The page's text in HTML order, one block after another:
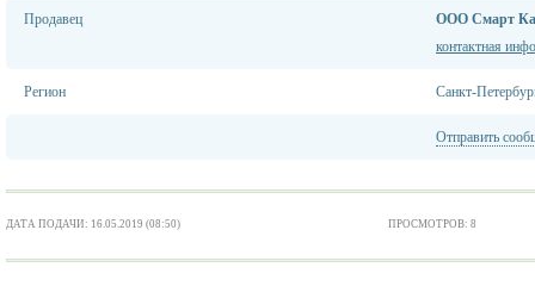
Продавец
ООО Смарт
контактная
Регион Санкт-
Отправить
ДАТА ПОДАЧИ: 16.05.2019 (08:50) ПРОСМОТРОВ: 8